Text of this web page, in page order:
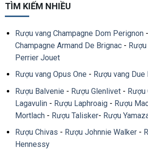
TÌM KIẾM NHIỀU
Rượu vang Champagne Dom Perignon-
Champagne Armand De Brignac-
Perrier Jouet
Rượu vang Opus One - Rượu vang Due
Rượu Balvenie - Rượu Glenlivet- Rượu
Lagavulin- Rượu Laphroaig- Rượu
Mortlach- Rượu Talisker- Rượu
Rượu Chivas - Rượu Johnnie Walker-
Hennessy